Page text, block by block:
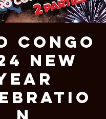
CONGO
NEW